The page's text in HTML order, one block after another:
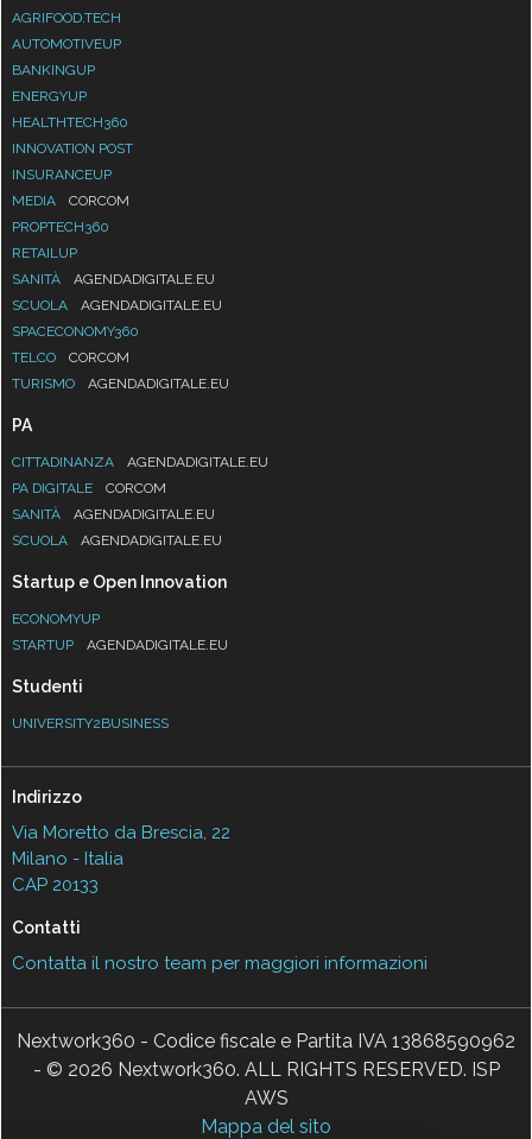
AGRIFOOD.TECH
AUTOMOTIVEUP
BANKINGUP
ENERGYUP
HEALTHTECH360
INNOVATION POST
INSURANCEUP
MEDIA
CORCOM
PROPTECH360
RETAILUP
SANITÀ
AGENDADIGITALE.EU
SCUOLA
AGENDADIGITALE.EU
SPACECONOMY360
TELCO
CORCOM
TURISMO
AGENDADIGITALE.EU
PA
CITTADINANZA
AGENDADIGITALE.EU
PA DIGITALE
CORCOM
SANITÀ
AGENDADIGITALE.EU
SCUOLA
AGENDADIGITALE.EU
Startup e Open Innovation
ECONOMYUP
STARTUP
AGENDADIGITALE.EU
Studenti
UNIVERSITY2BUSINESS
Indirizzo
Via Moretto da Brescia, 22
Milano - Italia
CAP 20133
Contatti
Contatta il nostro team per maggiori informazioni
Nextwork360 - Codice fiscale e Partita IVA 13868590962
- © 2026 Nextwork360. ALL RIGHTS RESERVED. ISP
AWS
Mappa del sito